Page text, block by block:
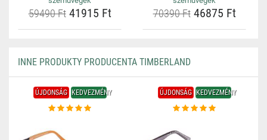
59490 Ft41915 Ft 70390 Ft46875 Ft
INNE PRODUKTY PRODUCENTA TIMBERLAND
ÚJDONSÁG KEDVEZMÉNY ÚJDONSÁG KEDVEZMÉNY